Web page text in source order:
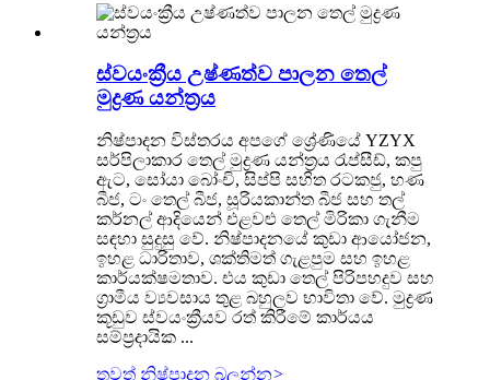
ස්වයංක්‍රීය උෂ්ණත්ව පාලන තෙල්
මුද්‍රණ යන්ත්‍රය
නිෂ්පාදන විස්තරය අපගේ ශ්‍රේණියේ YZYX
සර්පිලාකාර තෙල් මුද්‍රණ යන්ත්‍රය රැප්සීඩ්, කපු
ඇට, සෝයා බෝංචි, සිප්පි සහිත රටකජු, හණ
බීජ, ටං තෙල් බීජ, සූරියකාන්ත බීජ සහ තල්
කර්නල් ආදියෙන් එළවළු තෙල් මිරිකා ගැනීම
සඳහා සුදුසු වේ. නිෂ්පාදනයේ කුඩා ආයෝජන,
ඉහළ ධාරිතාව, ශක්තිමත් ගැළපුම සහ ඉහළ
කාර්යක්ෂමතාව. එය කුඩා තෙල් පිරිපහදුව සහ
ග්‍රාමීය ව්‍යවසාය තුළ බහුලව භාවිතා වේ. මුද්‍රණ
කූඩුව ස්වයංක්‍රීයව රත් කිරීමේ කාර්යය
සම්ප්‍රදායික ...
තවත් නිෂ්පාදන බලන්න>